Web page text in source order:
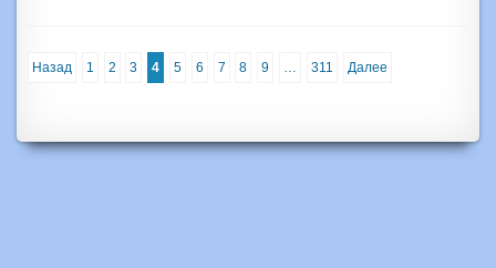
Назад 1 2 3 4 5 6 7 8 9 … 311 Далее